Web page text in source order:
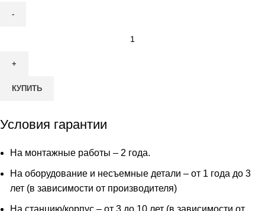
МБО-2
КУПИТЬ
Условия гарантии
На монтажные работы – 2 года.
На оборудование и несъемные детали – от 1 года до 3
лет (в зависимости от производителя)
На станцию/корпус – от 3 до 10 лет (в зависимости от